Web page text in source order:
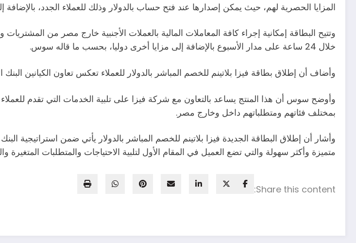
المزايا الحصرية لهم، حيث يمكن إصدارها عند فتح حساب بالدولار وذلك للعملاء الجدد، بالإضافة
وتتيح البطاقة إمكانية إجراء كافة المعاملات المالية بالعملات الأجنبية خارج مصر من
خلال 24 ساعة على مدار الأسبوع بالإضافة إلى مزايا أخرى دوليا، بحسب ما قاله سوس.
وأضاف أن إطلاق بطاقة فيزا بلاتينم للخصم المباشر بالدولار للعملاء تعكس تعاون الكيانين
وأوضح سوس أن هذا المنتج يساعد بالتعاون مع شركة فيزا على تلبية الخدمات التي تقدم
بمختلف فئاتهم ومتطلباتهم داخل وخارج مصر.
وأشار أن إطلاق البطاقة الجديدة فيزا بلاتينم للخصم المباشر بالدولار يأتي ضمن استراتيجية
متميزة وأكثر سهولة والتي تضع العميل في المقام الأول لتلبية الاحتياجات والمتطلبات المتغيرة
Share this content: